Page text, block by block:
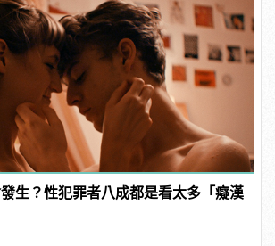
生？性犯罪者八成都是看太多「癡漢